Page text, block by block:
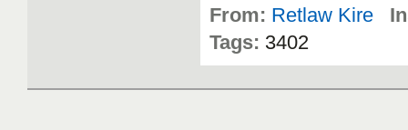
From: Retlaw Kire
Tags: 3402